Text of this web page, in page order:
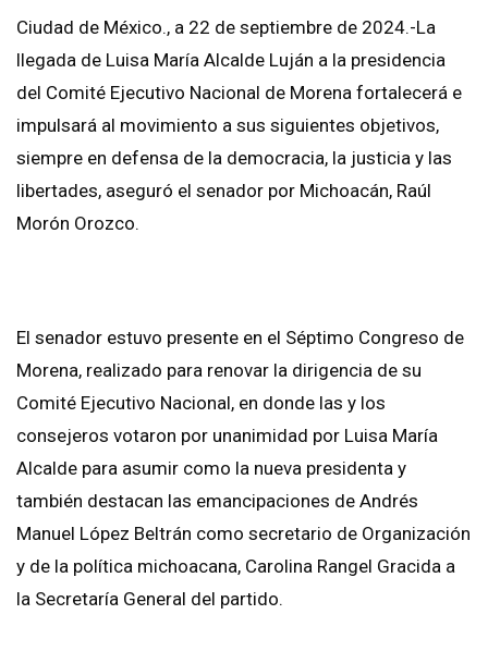
Ciudad de México., a 22 de septiembre de 2024.-La
llegada de Luisa María Alcalde Luján a la presidencia
del Comité Ejecutivo Nacional de Morena fortalecerá e
impulsará al movimiento a sus siguientes objetivos,
siempre en defensa de la democracia, la justicia y las
libertades, aseguró el senador por Michoacán, Raúl
Morón Orozco.
El senador estuvo presente en el Séptimo Congreso de
Morena, realizado para renovar la dirigencia de su
Comité Ejecutivo Nacional, en donde las y los
consejeros votaron por unanimidad por Luisa María
Alcalde para asumir como la nueva presidenta y
también destacan las emancipaciones de Andrés
Manuel López Beltrán como secretario de Organización
y de la política michoacana, Carolina Rangel Gracida a
la Secretaría General del partido.